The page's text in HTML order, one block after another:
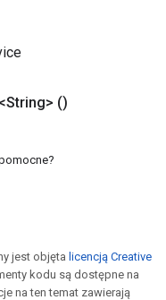
<String> ()
jest objęta licencją Creative
kodu są dostępne na
na ten temat zawierają